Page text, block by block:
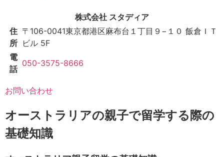
株式会社 スタディア
住
所
〒106-0041東京都港区麻布台１丁目９−１０ 飯倉ＩＴ
ビル 5F
電
話
050-3575-8666
お問い合わせ
オーストラリアの親子で留学する際の
基礎知識